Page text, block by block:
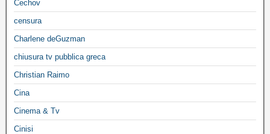
Cechov
censura
Charlene deGuzman
chiusura tv pubblica greca
Christian Raimo
Cina
Cinema & Tv
Cinisi